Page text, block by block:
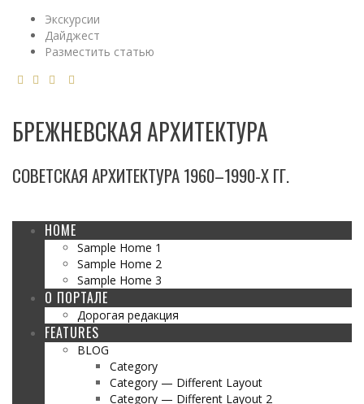
Экскурсии
Дайджест
Разместить статью
БРЕЖНЕВСКАЯ АРХИТЕКТУРА
СОВЕТСКАЯ АРХИТЕКТУРА 1960–1990-Х ГГ.
HOME
Sample Home 1
Sample Home 2
Sample Home 3
О ПОРТАЛЕ
Дорогая редакция
FEATURES
BLOG
Category
Category — Different Layout
Category — Different Layout 2